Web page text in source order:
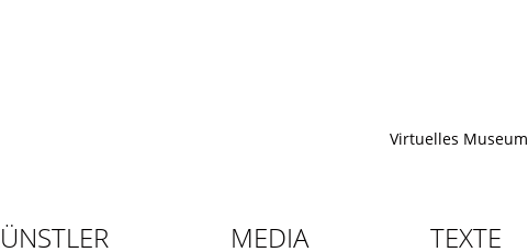
Virtuelles Museum
MEDIA TEXTE